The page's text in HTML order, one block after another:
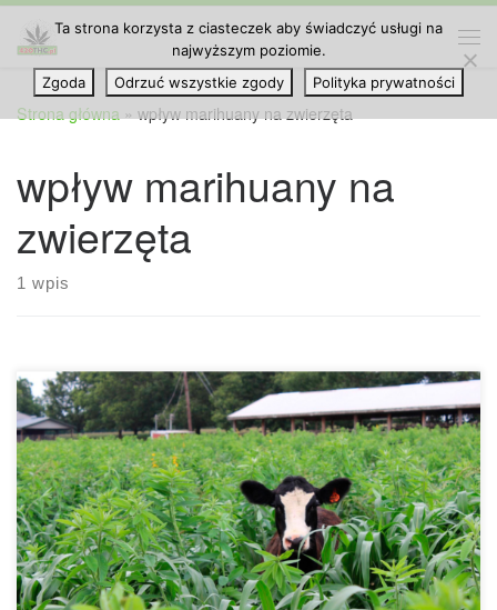
Przejdź do treści
Strona główna » wpływ marihuany na zwierzęta
wpływ marihuany na
zwierzęta
1 wpis
Badania wykazały, że CBD zawarte w marihuanie sprawia,
że krowy są odprężone i szczęśliwe. Naukowcy karmili
stado bydła konopiami przemysłowymi i już po dwóch
tygodniach stwierdzili zmniejszony poziom stresu i stanów
zapalnych. Zespół naukowców z Uniwersytetu Stanowego w
Kansas przyjrzał się reakcji bydła na kannabidiol zawarty w
konopiach i stwierdził poprawę w ich zachowaniu i
biochemii. Kannabidiol, czyli CBD, jest […]
Ta strona korzysta z ciasteczek aby świadczyć usługi na
najwyższym poziomie.
Zgoda
Odrzuć wszystkie zgody Polityka prywatności